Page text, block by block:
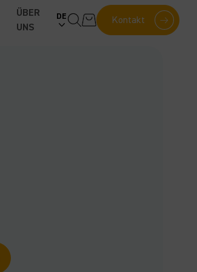
ÜBER
UNS
DE Kontakt